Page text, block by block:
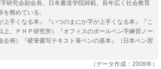
研究会副会長。日本書道学院師範。長年広く社会教育
務めている。
手くなる本』『いつのまにか字が上手くなる本』『こ
、ＰＨＰ研究所）『オフィスのボールペン字練習ノー
画）『硬筆書写テキスト筆ペンの基本』（日本ペン習
（データ作成：2008年）